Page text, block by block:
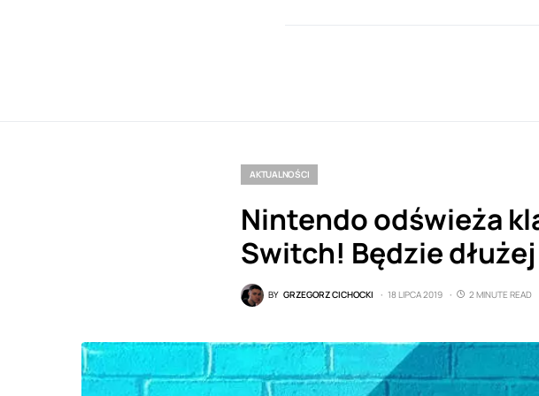
AKTUALNOŚCI
Nintendo odświeża
Switch! Będzie
BY GRZEGORZ CICHOCKI 18 LIPCA 2019 2 MINUTE READ